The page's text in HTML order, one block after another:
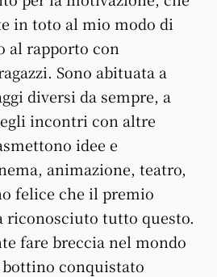
in toto al mio modo di
al rapporto con
Sono abituata a
diversi da sempre, a
incontri con altre
idee e
animazione, teatro,
felice che il premio
riconosciuto tutto questo.
fare breccia nel mondo
conquistato